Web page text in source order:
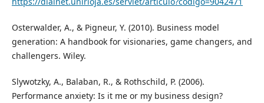
Osterwalder, A., & Pigneur, Y. (2010). Business model
generation: A handbook for visionaries, game changers, and
challengers. Wiley.
Slywotzky, A., Balaban, R., & Rothschild, P. (2006).
Performance anxiety: Is it me or my business design?